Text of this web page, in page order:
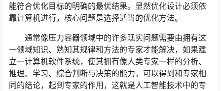
能符合优化目标的明确的最优结果。显然优化设计必须依
靠计算机进行，核心问题是选择适当的优化方法。
通常像压力容器领域中的许多现实问题需要由拥有这
一领域知识、熟知其规律和方法的专家才能解决，如果建
立一计算机软件系统，使其拥有像人类专家一样的分析、
推理、学习、综合判断与决策的能力，可以得到和专家相
同的结论，起到专家的作用，这就是人工智能技术中的专